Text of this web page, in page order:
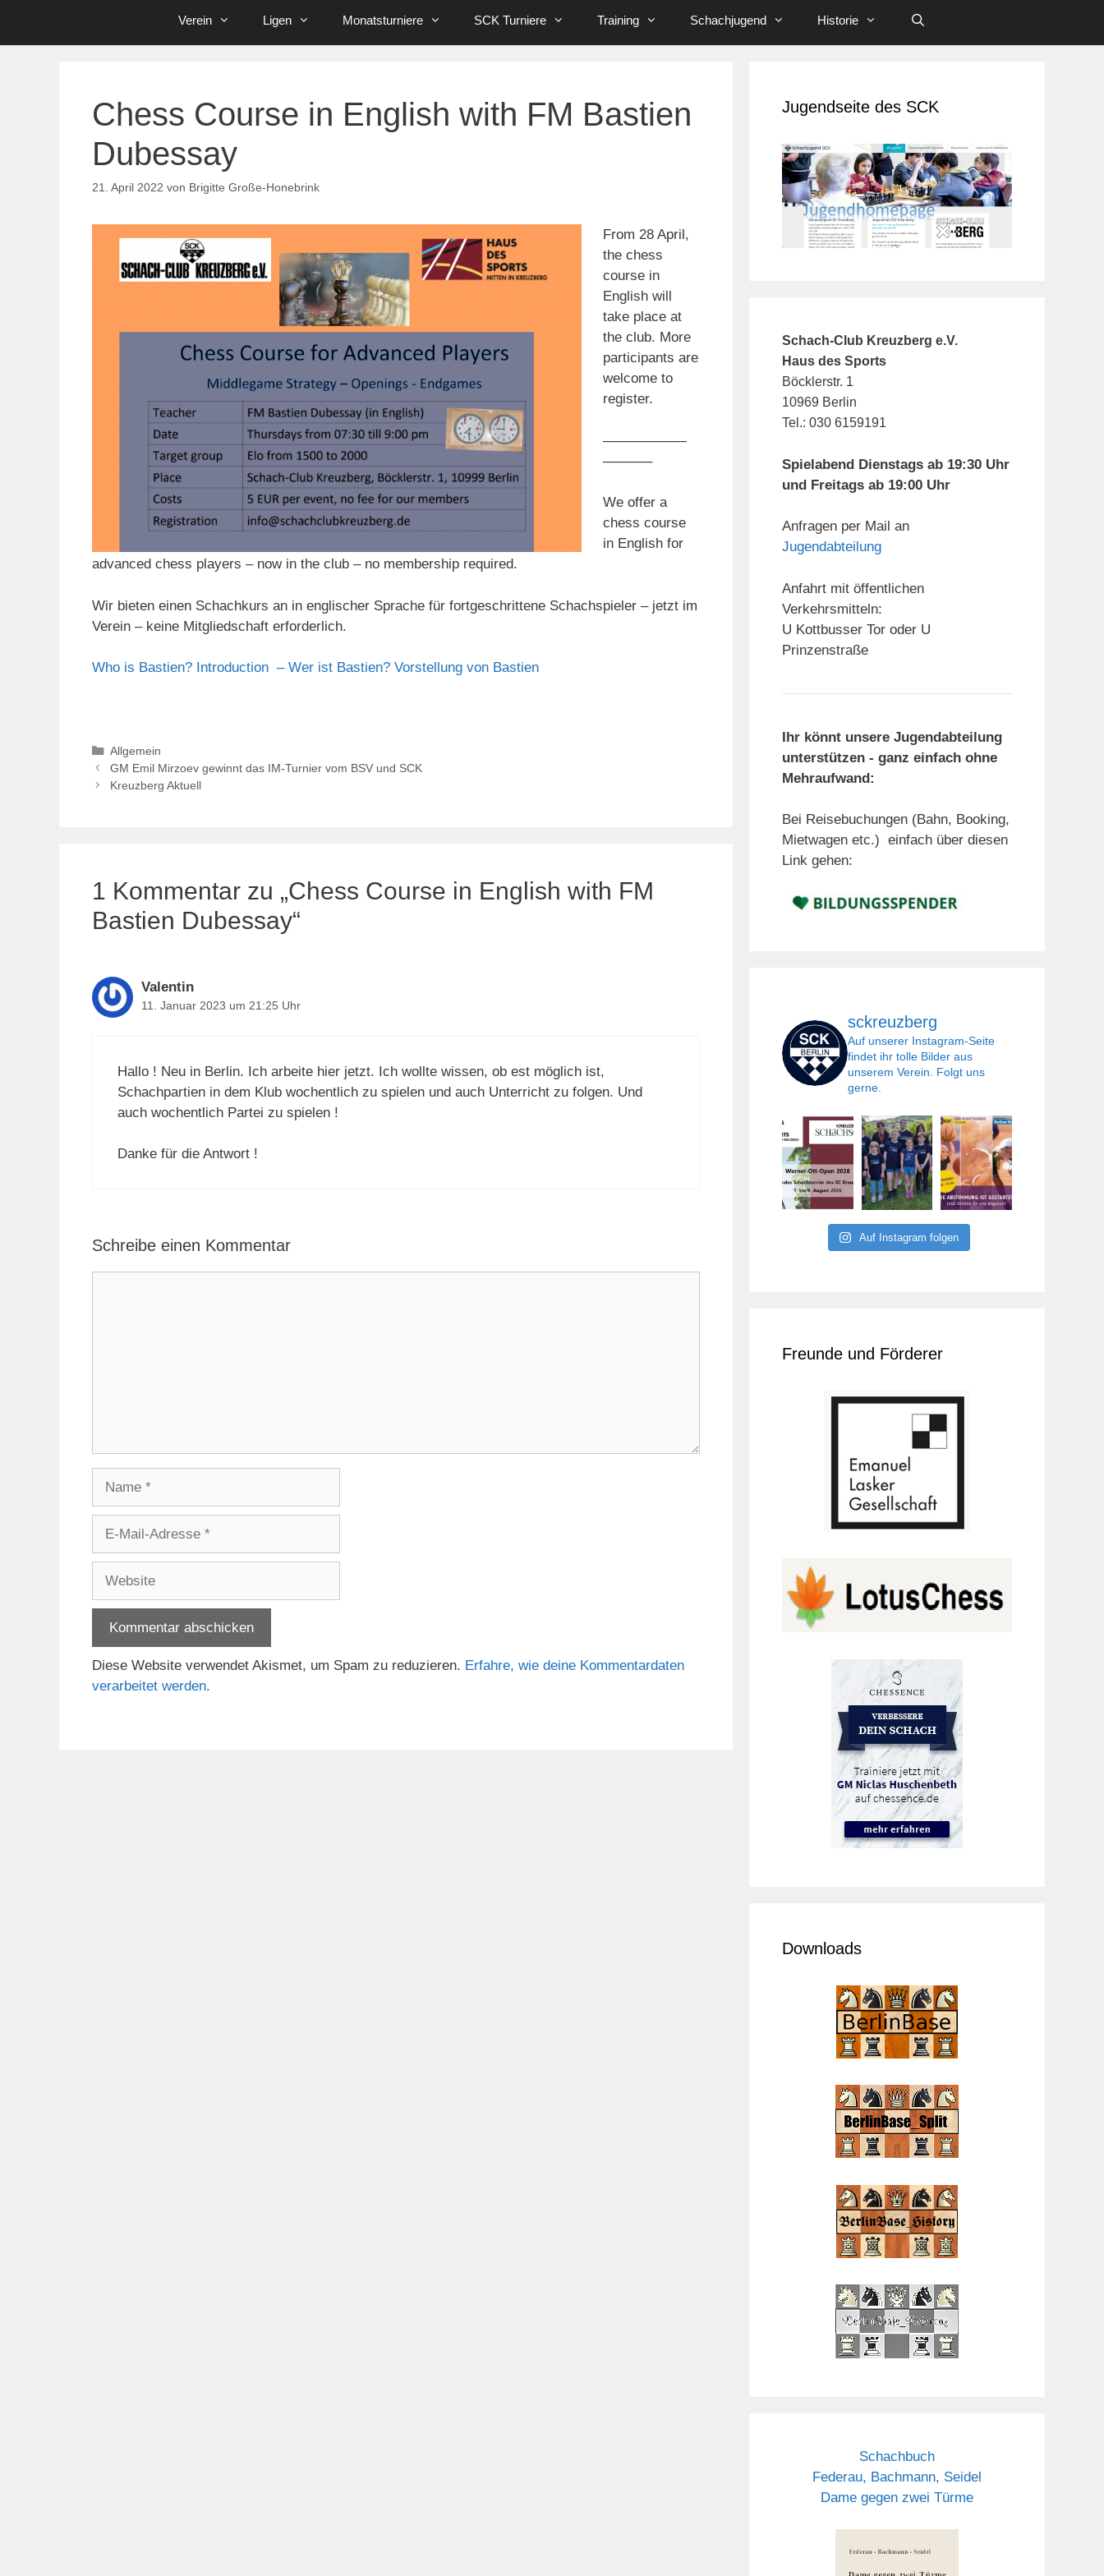
Verein Ligen Monatsturniere SCK Turniere Training Schachjugend Historie
Chess Course in English with FM Bastien
Dubessay
21. April 2022 von Brigitte Große-Honebrink
From 28 April,
the chess
course in
English will
take place at
the club. More
participants are
welcome to
register.
——————
———–
We offer a
chess course
in English for
advanced chess players – now in the club – no membership required.
Wir bieten einen Schachkurs an in englischer Sprache für fortgeschrittene Schachspieler – jetzt im
Verein – keine Mitgliedschaft erforderlich.
Who is Bastien? Introduction – Wer ist Bastien? Vorstellung von Bastien
Kategorien
Allgemein
GM Emil Mirzoev gewinnt das IM-Turnier vom BSV und SCK
Kreuzberg Aktuell
1 Kommentar zu „Chess Course in English with FM
Bastien Dubessay“
Valentin
11. Januar 2023 um 21:25 Uhr
Hallo ! Neu in Berlin. Ich arbeite hier jetzt. Ich wollte wissen, ob est möglich ist,
Schachpartien in dem Klub wochentlich zu spielen und auch Unterricht zu folgen. Und
auch wochentlich Partei zu spielen !
Danke für die Antwort !
Schreibe einen Kommentar
Adresse
Diese Website verwendet Akismet, um Spam zu reduzieren. Erfahre, wie deine Kommentardaten
verarbeitet werden.
Jugendseite des SCK
Schach-Club Kreuzberg e.V.
Haus des Sports
Böcklerstr. 1
10969 Berlin
Tel.: 030 6159191
Spielabend Dienstags ab 19:30 Uhr
und Freitags ab 19:00 Uhr
Anfragen per Mail an
Jugendabteilung
Anfahrt mit öffentlichen
Verkehrsmitteln:
U Kottbusser Tor oder U
Prinzenstraße
Ihr könnt unsere Jugendabteilung
unterstützen - ganz einfach ohne
Mehraufwand:
Bei Reisebuchungen (Bahn, Booking,
Mietwagen etc.) einfach über diesen
Link gehen:
sckreuzberg
Auf unserer Instagram-Seite
findet ihr tolle Bilder aus
unserem Verein. Folgt uns
gerne.
Auf Instagram folgen
Freunde und Förderer
Downloads
Schachbuch
Federau, Bachmann, Seidel
Dame gegen zwei Türme